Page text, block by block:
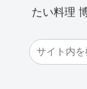
たい料理